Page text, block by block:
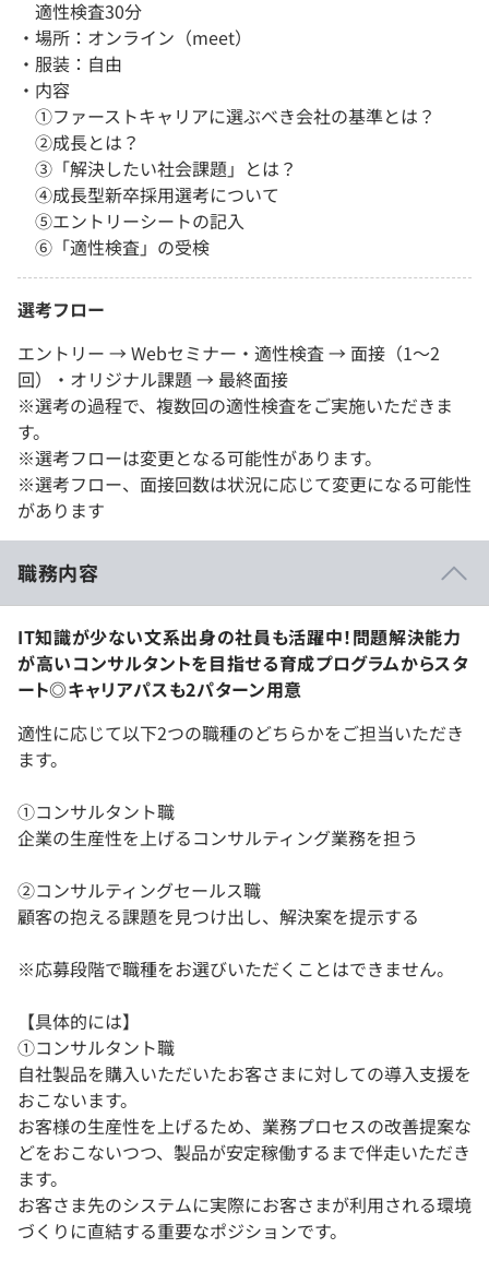
適性検査30分
・場所：オンライン（meet）
・服装：自由
・内容
①ファーストキャリアに選ぶべき会社の基準とは？
②成長とは？
③「解決したい社会課題」とは？
④成長型新卒採用選考について
⑤エントリーシートの記入
⑥「適性検査」の受検
選考フロー
エントリー → Webセミナー・適性検査 → 面接（1～2
回）・オリジナル課題 → 最終面接
※選考の過程で、複数回の適性検査をご実施いただきま
す。
※選考フローは変更となる可能性があります。
※選考フロー、面接回数は状況に応じて変更になる可能性
があります
職務内容
IT知識が少ない文系出身の社員も活躍中！問題解決能力
が高いコンサルタントを目指せる育成プログラムからスタ
ート◎キャリアパスも2パターン用意
適性に応じて以下2つの職種のどちらかをご担当いただき
ます。
①コンサルタント職
企業の生産性を上げるコンサルティング業務を担う
②コンサルティングセールス職
顧客の抱える課題を見つけ出し、解決案を提示する
※応募段階で職種をお選びいただくことはできません。
【具体的には】
①コンサルタント職
自社製品を購入いただいたお客さまに対しての導入支援を
おこないます。
お客様の生産性を上げるため、業務プロセスの改善提案な
どをおこないつつ、製品が安定稼働するまで伴走いただき
ます。
お客さま先のシステムに実際にお客さまが利用される環境
づくりに直結する重要なポジションです。